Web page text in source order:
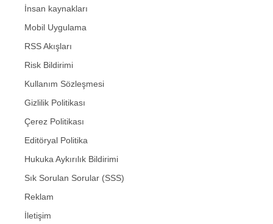
İnsan kaynakları
Mobil Uygulama
RSS Akışları
Risk Bildirimi
Kullanım Sözleşmesi
Gizlilik Politikası
Çerez Politikası
Editöryal Politika
Hukuka Aykırılık Bildirimi
Sık Sorulan Sorular (SSS)
Reklam
İletişim